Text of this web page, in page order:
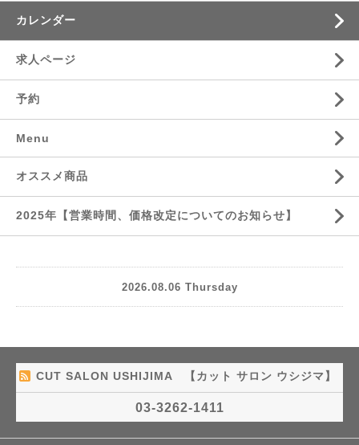
カレンダー
求人ページ
予約
Menu
オススメ商品
2025年【営業時間、価格改定についてのお知らせ】
2026.08.06 Thursday
CUT SALON USHIJIMA 【カット サロン ウシジマ】
03-3262-1411